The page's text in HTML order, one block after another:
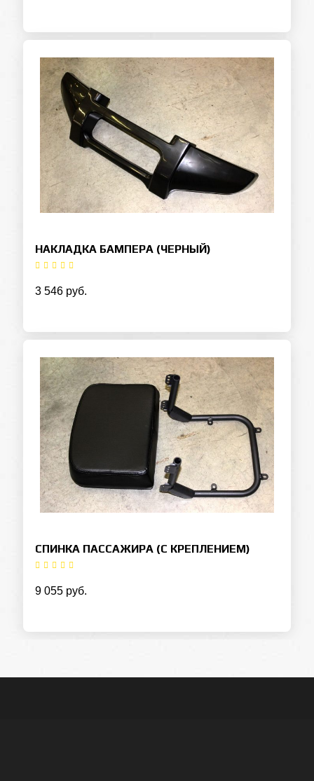
НАКЛАДКА БАМПЕРА (ЧЕРНЫЙ)
3 546 руб.
СПИНКА ПАССАЖИРА (С КРЕПЛЕНИЕМ)
9 055 руб.